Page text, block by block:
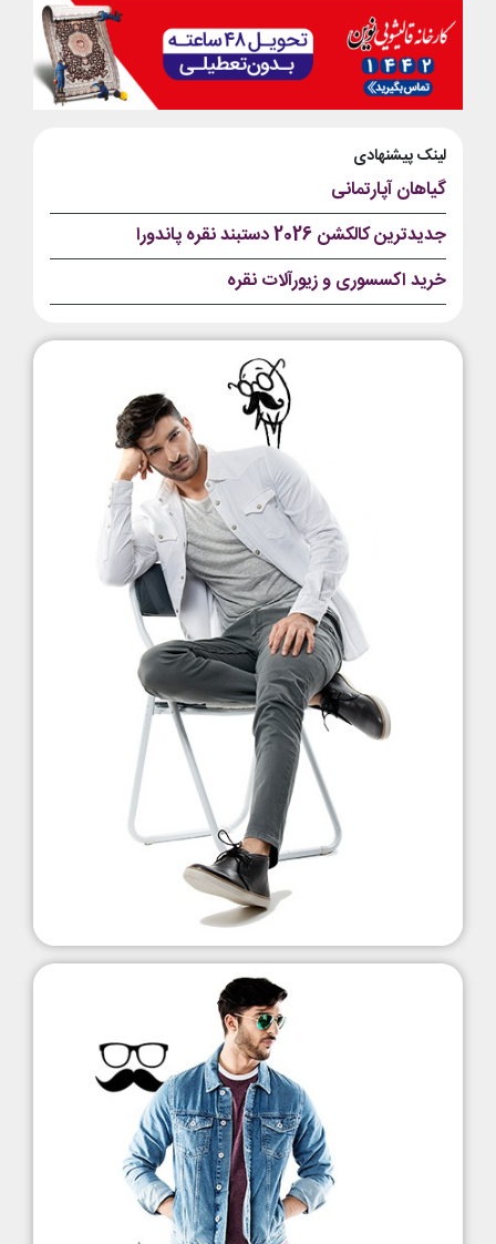
لینک پیشنهادی
گیاهان آپارتمانی
جدیدترین کالکشن 2026 دستبند نقره پاندورا
خرید اکسسوری و زیورآلات نقره